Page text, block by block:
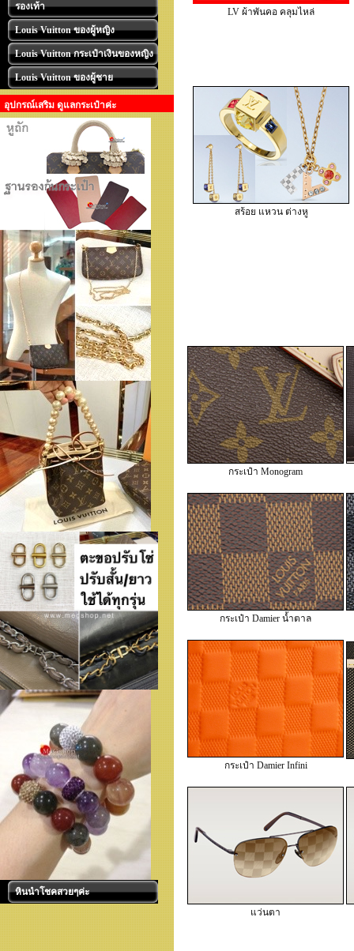
รองเท้า
Louis Vuitton ของผู้หญิง
Louis Vuitton กระเป๋าเงินของหญิง
Louis Vuitton ของผู้ชาย
อุปกรณ์เสริม ดูแลกระเป๋าค่ะ
หินนำโชคสวยๆค่ะ
LV ผ้าพันคอ คลุมไหล่
สร้อย แหวน ต่างหู
กระเป๋า Monogram
กระเป๋า Damier น้ำตาล
กระเป๋า Damier Infini
แว่นตา